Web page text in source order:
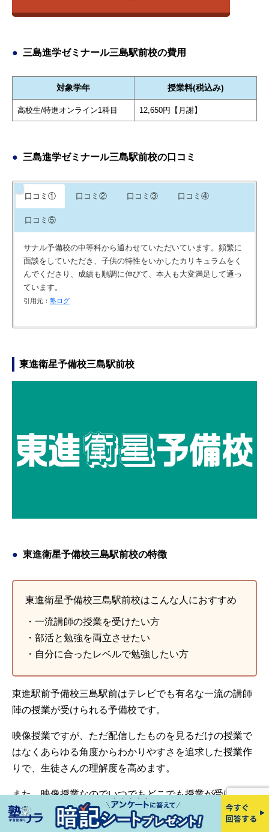
三島進学ゼミナール三島駅前校の費用
対象学年 授業料(税込み)
高校生/特進オンライン1科目 12,650円【月謝】
三島進学ゼミナール三島駅前校の口コミ
口コミ① 口コミ② 口コミ③ 口コミ④
口コミ⑤
サナル予備校の中等科から通わせていただいています。頻繁に
面談をしていただき、子供の特性をいかしたカリキュラムをく
んでくださり、成績も順調に伸びて、本人も大変満足して通っ
ています。
引用元： 塾ログ
「余裕を持って入試を迎えよう」という先生の言葉で早くから
受験対策をしたおかげで、充実した高校生活を送りながら志望
面でも良い状態で勉強できました。受験では健康を保つことも
大切なので、成績などで悩んだときにこそ@willの自習室で勉強
ど毎日@willに通い続け、勉強をルーティンにできたのはとても
良かったです。
きたい大学へ行くのが一番だ」という言葉で、自分が勉強する
理由や目的を発見できました。カウンセリングで先生方が私の
東進衛星予備校三島駅前校
東進衛星予備校三島駅前校の特徴
東進衛星予備校三島駅前校はこんな人におすすめ
・一流講師の授業を受けたい方
・部活と勉強を両立させたい
・自分に合ったレベルで勉強したい方
東進駅前予備校三島駅前はテレビでも有名な一流の講師
陣の授業が受けられる予備校です。
映像授業ですが、ただ配信したものを見るだけの授業で
はなくあらゆる角度からわかりやすさを追求した授業作
りで、生徒さんの理解度を高めます。
また、映像授業なのでいつでもどこでも授業が受けられ
るため、高速学習ができ短期間で成績を伸ばします。